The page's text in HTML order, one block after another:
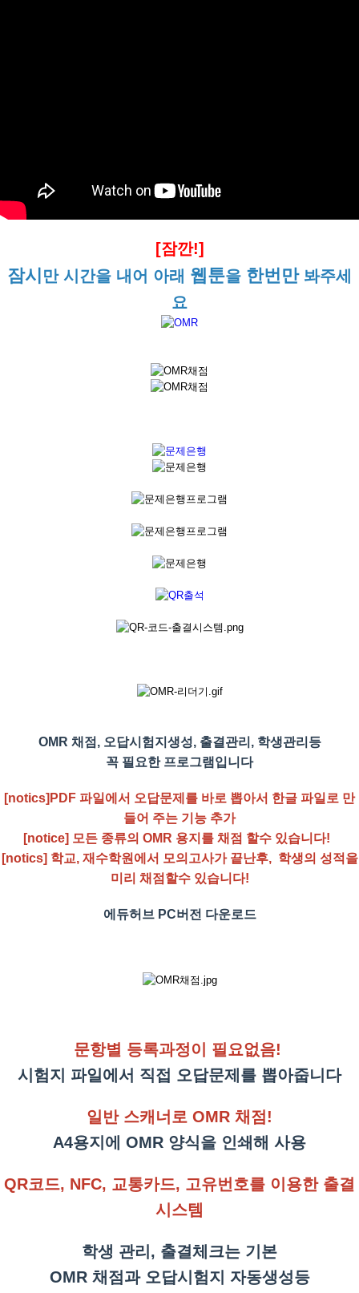
[잠깐!]
잠시 만 시간을 내어 아래 웹툰을 한번만봐주세
요
OMR 채점, 오답시험지생성, 출결관리, 학생관리등
꼭 필요한 프로그램입니다
[notics]PDF 파일에서 오답문제를 바로 뽑아서 한글 파일로 만
들어 주는 기능 추가
[notice] 모든 종류의 OMR 용지를 채점 할수 있습니다!
[notics] 학교, 재수학원에서 모의고사가 끝난후, 학생의 성적을
미리 채점할수 있습니다!
에듀허브 PC버전 다운로드
문항별 등록과정이 필요없음!
시험지 파일에서 직접 오답문제를 뽑아줍니다
일반 스캐너로 OMR 채점!
A4용지에 OMR 양식을 인쇄해 사용
QR코드, NFC, 교통카드, 고유번호를 이용한 출결
시스템
학생 관리, 출결체크는 기본
OMR 채점과 오답시험지 자동생성등